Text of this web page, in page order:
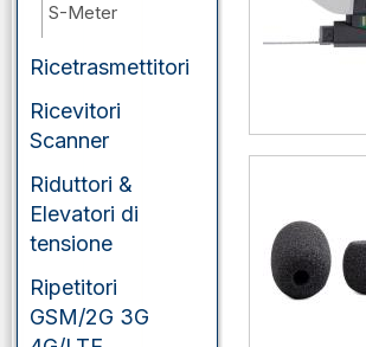
S-Meter
Ricetrasmettitori
Ricevitori
Scanner
Riduttori &
Elevatori di
tensione
Ripetitori
GSM/2G 3G